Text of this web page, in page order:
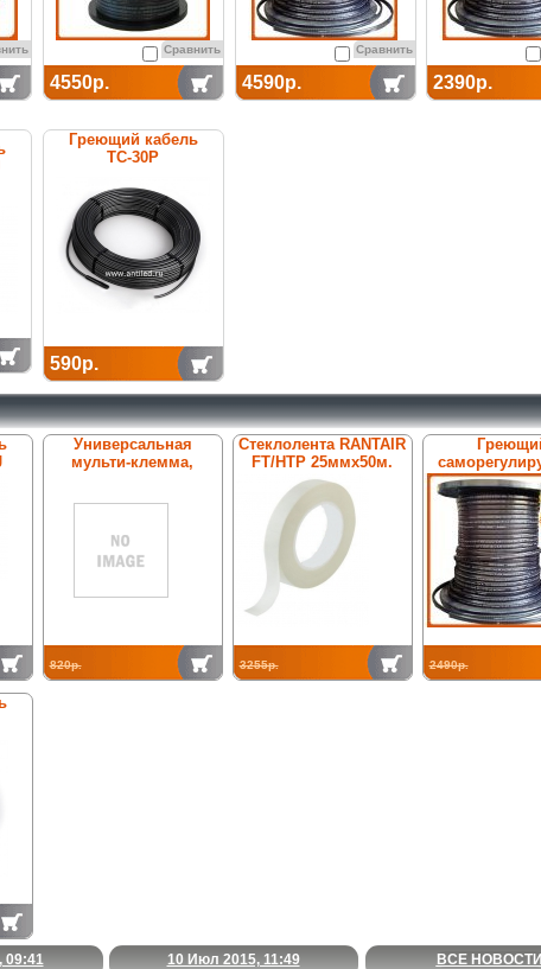
Сравнить
4550р.
Сравнить
4590р. 2390р.
Греющий кабель
ТС-30Р
590р.
Универсальная
мульти-клемма,
820р.
Стеклолента RANTAIR
FT/HTP 25ммх50м.
3255р.
кабель
ТК-
2490р.
09:41 10 Июл 2015, 11:49 ВСЕ НОВОСТИ